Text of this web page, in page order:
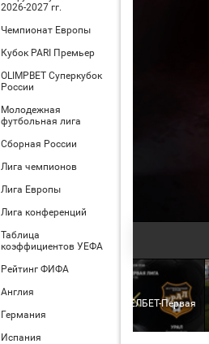
2026-2027 гг.
Чемпионат Европы
Кубок PARI Премьер
OLIMPBET Суперкубок
России
Молодежная
футбольная лига
Сборная России
Лига чемпионов
Лига Европы
Лига конференций
Таблица
коэффициентов УЕФА
Рейтинг ФИФА
Англия
Германия
Испания
Уфа - Урал. МЕЛБЕТ-Первая